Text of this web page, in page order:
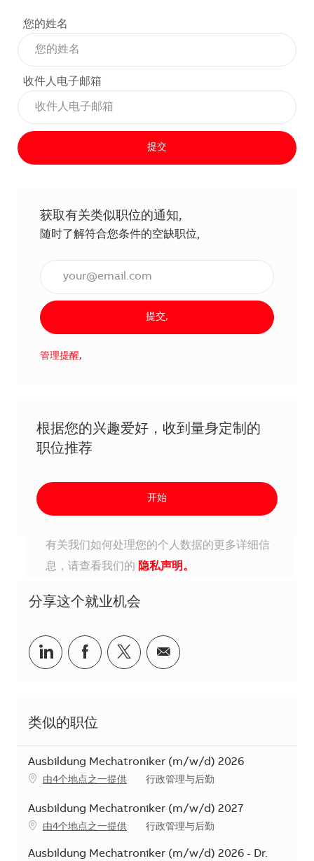
您的姓名
收件人电子邮箱
提交
获取有关类似职位的通知,
随时了解符合您条件的空缺职位,
提交,
管理提醒,
根据您的兴趣爱好，收到量身定制的
职位推荐
开始
有关我们如何处理您的个人数据的更多详细信
息，请查看我们的 隐私声明。
分享这个就业机会
分享到Linkedin
分享到Facebook
分享到Twitter
分享到电子邮件
类似的职位
Ausbildung Mechatroniker (m/w/d) 2026
由4个地点之一提供 类别
行政管理与后勤
Ausbildung Mechatroniker (m/w/d) 2027
由4个地点之一提供 类别
行政管理与后勤
Ausbildung Mechatroniker (m/w/d) 2026 - Dr.